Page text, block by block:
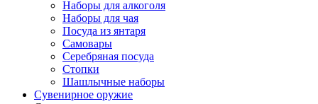
Наборы для алкоголя
Наборы для чая
Посуда из янтаря
Самовары
Серебряная посуда
Стопки
Шашлычные наборы
Сувенирное оружие